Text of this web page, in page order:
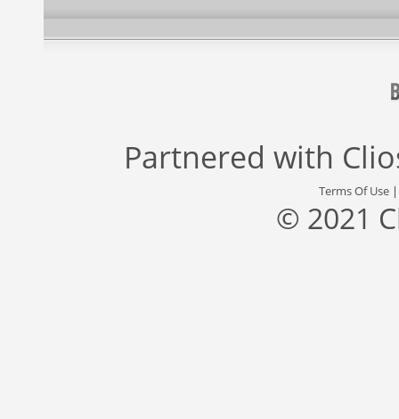
Partnered with
Terms Of Use
© 2021